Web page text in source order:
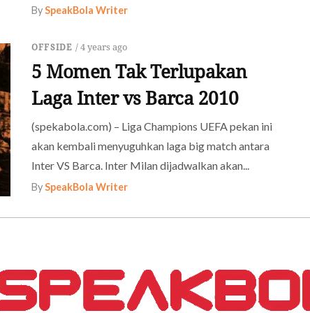
BySpeakBola Writer
OFFSIDE / 4 years ago
5 Momen Tak Terlupakan
Laga Inter vs Barca 2010
(spekabola.com) – Liga Champions UEFA pekan ini
akan kembali menyuguhkan laga big match antara
Inter VS Barca. Inter Milan dijadwalkan akan...
BySpeakBola Writer